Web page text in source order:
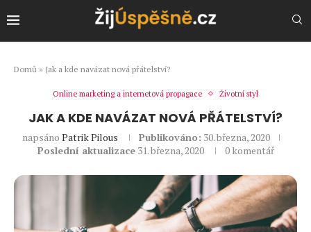
Domů » Jak a kde navázat nová přátelství?
Online marketing a internetová propagace Životní styl
JAK A KDE NAVÁZAT NOVÁ PŘÁTELSTVÍ?
napsáno Patrik Pilous Publikováno: 30. března, 2020
Poslední aktualizace 31. března, 2020 0 komentář